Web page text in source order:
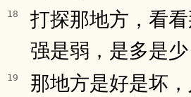
18
打探那地方，看
强是弱，是多是少
19
那地方是好是坏